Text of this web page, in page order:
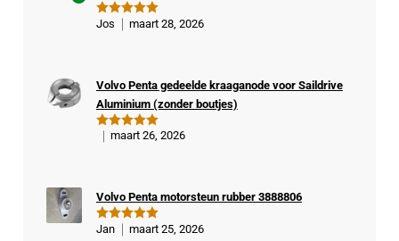
kop
er
Gewaardeer
Jos maart 28, 2026
Gewaardeer
Volvo Penta gedeelde kraaganode voor Saildrive
Aluminium (zonder boutjes)
maart 26, 2026
Gewaardeer
Volvo Penta motorsteun rubber 3888806
Jan maart 25, 2026